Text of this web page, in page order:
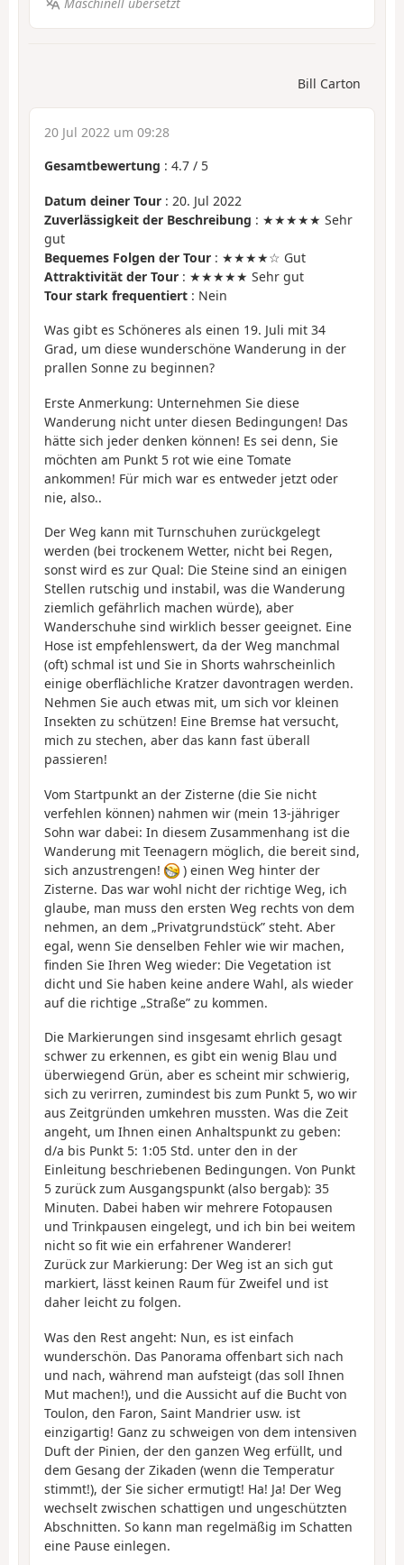
Bill Carton
20 Jul 2022 um 09:28
Gesamtbewertung : 4.7 / 5
Datum deiner Tour : 20. Jul 2022
Zuverlässigkeit der Beschreibung : ★★★★★ Sehr
gut
Bequemes Folgen der Tour : ★★★★☆ Gut
Attraktivität der Tour : ★★★★★ Sehr gut
Tour stark frequentiert : Nein
Was gibt es Schöneres als einen 19. Juli mit 34
Grad, um diese wunderschöne Wanderung in der
prallen Sonne zu beginnen?
Erste Anmerkung: Unternehmen Sie diese
Wanderung nicht unter diesen Bedingungen! Das
hätte sich jeder denken können! Es sei denn, Sie
möchten am Punkt 5 rot wie eine Tomate
ankommen! Für mich war es entweder jetzt oder
nie, also..
Der Weg kann mit Turnschuhen zurückgelegt
werden (bei trockenem Wetter, nicht bei Regen,
sonst wird es zur Qual: Die Steine sind an einigen
Stellen rutschig und instabil, was die Wanderung
ziemlich gefährlich machen würde), aber
Wanderschuhe sind wirklich besser geeignet. Eine
Hose ist empfehlenswert, da der Weg manchmal
(oft) schmal ist und Sie in Shorts wahrscheinlich
einige oberflächliche Kratzer davontragen werden.
Nehmen Sie auch etwas mit, um sich vor kleinen
Insekten zu schützen! Eine Bremse hat versucht,
mich zu stechen, aber das kann fast überall
passieren!
Vom Startpunkt an der Zisterne (die Sie nicht
verfehlen können) nahmen wir (mein 13-jähriger
Sohn war dabei: In diesem Zusammenhang ist die
Wanderung mit Teenagern möglich, die bereit sind,
sich anzustrengen!
) einen Weg hinter der
Zisterne. Das war wohl nicht der richtige Weg, ich
glaube, man muss den ersten Weg rechts von dem
nehmen, an dem „Privatgrundstück” steht. Aber
egal, wenn Sie denselben Fehler wie wir machen,
finden Sie Ihren Weg wieder: Die Vegetation ist
dicht und Sie haben keine andere Wahl, als wieder
auf die richtige „Straße” zu kommen.
Die Markierungen sind insgesamt ehrlich gesagt
schwer zu erkennen, es gibt ein wenig Blau und
überwiegend Grün, aber es scheint mir schwierig,
sich zu verirren, zumindest bis zum Punkt 5, wo wir
aus Zeitgründen umkehren mussten. Was die Zeit
angeht, um Ihnen einen Anhaltspunkt zu geben:
d/a bis Punkt 5: 1:05 Std. unter den in der
Einleitung beschriebenen Bedingungen. Von Punkt
5 zurück zum Ausgangspunkt (also bergab): 35
Minuten. Dabei haben wir mehrere Fotopausen
und Trinkpausen eingelegt, und ich bin bei weitem
nicht so fit wie ein erfahrener Wanderer!
Zurück zur Markierung: Der Weg ist an sich gut
markiert, lässt keinen Raum für Zweifel und ist
daher leicht zu folgen.
Was den Rest angeht: Nun, es ist einfach
wunderschön. Das Panorama offenbart sich nach
und nach, während man aufsteigt (das soll Ihnen
Mut machen!), und die Aussicht auf die Bucht von
Toulon, den Faron, Saint Mandrier usw. ist
einzigartig! Ganz zu schweigen von dem intensiven
Duft der Pinien, der den ganzen Weg erfüllt, und
dem Gesang der Zikaden (wenn die Temperatur
stimmt!), der Sie sicher ermutigt! Ha! Ja! Der Weg
wechselt zwischen schattigen und ungeschützten
Abschnitten. So kann man regelmäßig im Schatten
eine Pause einlegen.